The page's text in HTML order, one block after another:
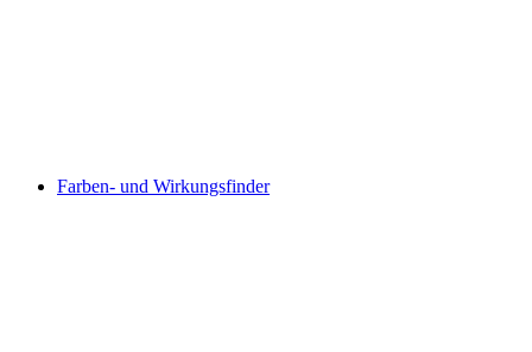
Farben- und Wirkungsfinder